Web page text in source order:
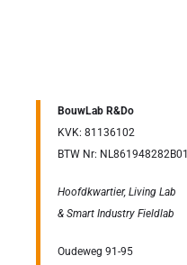
BouwLab R&Do
KVK: 81136102
BTW Nr: NL861948282B01
Hoofdkwartier, Living Lab
& Smart Industry Fieldlab
Oudeweg 91-95